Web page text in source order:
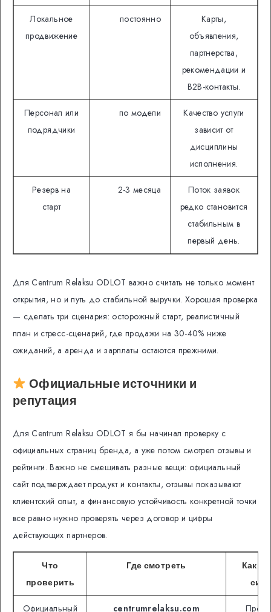
Локальное
продвижение
постоянно
Карты,
объявления,
партнерства,
рекомендации и
B2B-контакты.
Персонал или
подрядчики
по модели
Качество услуги
зависит от
дисциплины
исполнения.
Резерв на
старт
2-3 месяца
Поток заявок
редко становится
стабильным в
первый день.
Для Centrum Relaksu ODLOT важно считать не только момент
открытия, но и путь до стабильной выручки. Хорошая проверка
— сделать три сценария: осторожный старт, реалистичный
план и стресс-сценарий, где продажи на 30-40% ниже
ожиданий, а аренда и зарплаты остаются прежними.
Официальные источники и
репутация
Для Centrum Relaksu ODLOT я бы начинал проверку с
официальных страниц бренда, а уже потом смотрел отзывы и
рейтинги. Важно не смешивать разные вещи: официальный
сайт подтверждает продукт и контакты, отзывы показывают
клиентский опыт, а финансовую устойчивость конкретной точки
все равно нужно проверять через договор и цифры
действующих партнеров.
Что
проверить
Где смотреть
Как
Официальный
centrumrelaksu.com